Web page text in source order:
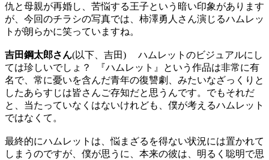
仇と母親が再婚し、苦悩する王子という暗い印象があります
が、今回のチラシの写真では、柿澤勇人さん演じるハムレッ
トが朗らかに笑っていますね。
吉田鋼太郎さん(以下、吉田) ハムレットのビジュアルにし
ては珍しいでしょ？ 『ハムレット』という作品は非常に有
名で、常に憂いを含んだ青年の復讐劇、みたいなざっくりと
したあらすじは皆さんご存知だと思うんです。でもそれだ
と、当たっていなくはないけれども、僕が考えるハムレット
ではなくて。
最終的にハムレットは、悩まざるを得ない状況には置かれて
しまうのですが、僕が思うに、本来の彼は、明るく聡明で思